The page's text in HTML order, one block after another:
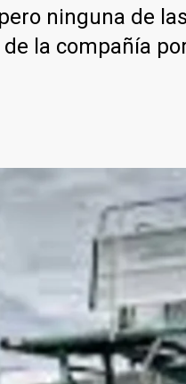
ninguna de
la compañía